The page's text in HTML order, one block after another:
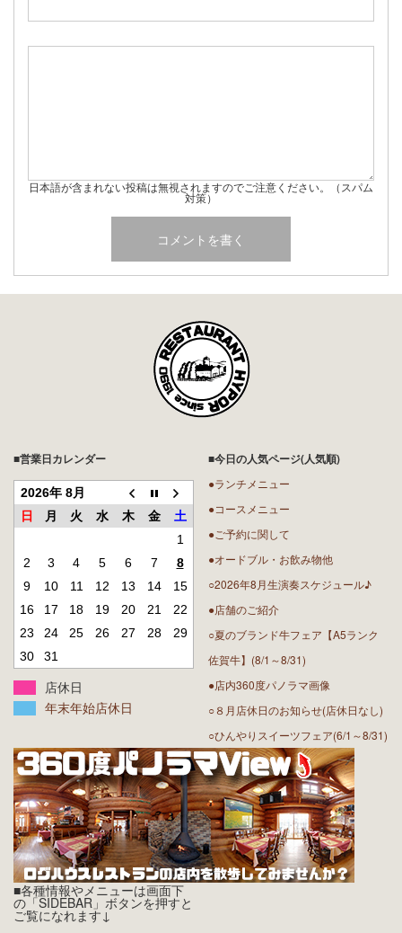
日本語が含まれない投稿は無視されますのでご注意ください。（スパム
対策）
■営業日カレンダー
2026年 8月
日
月 火 水 木 金
土
1
2
3 4 5 6 7
8
9
10 11 12 13 14
15
16
17 18 19 20 21
22
23
24 25 26 27 28
29
30
31
店休日
年末年始店休日
■今日の人気ページ(人気順)
●ランチメニュー
●コースメニュー
●ご予約に関して
●オードブル・お飲み物他
○2026年8月生演奏スケジュール♪
●店舗のご紹介
○夏のブランド牛フェア【A5ランク
佐賀牛】(8/1～8/31)
●店内360度パノラマ画像
○８月店休日のお知らせ(店休日なし)
○ひんやりスイーツフェア(6/1～8/31)
■各種情報やメニューは画面下
の「SIDEBAR」ボタンを押すと
ご覧になれます↓